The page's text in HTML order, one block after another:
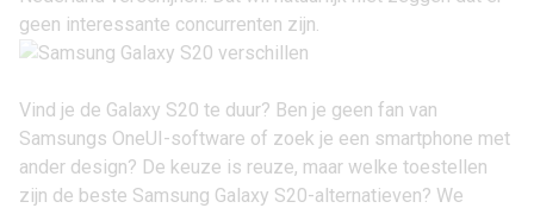
geen interessante concurrenten zijn.
Vind je de Galaxy S20 te duur? Ben je geen fan van
Samsungs OneUI-software of zoek je een smartphone met
ander design? De keuze is reuze, maar welke toestellen
zijn de beste Samsung Galaxy S20-alternatieven? We